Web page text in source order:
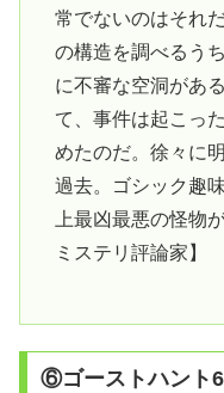
常でないのはそれ
の構造を調べるう
に不審な空洞があ
て、事件は起こっ
めたのだ。徐々に
過去。ゴシック趣
上最凶最悪の怪物
ミステリ評論家】
⑥ゴーストハント